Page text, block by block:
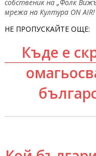
собственик на „Фолк
мрежа на Култура ON AIR!
НЕ ПРОПУСКАЙТЕ ОЩЕ:
Къде е